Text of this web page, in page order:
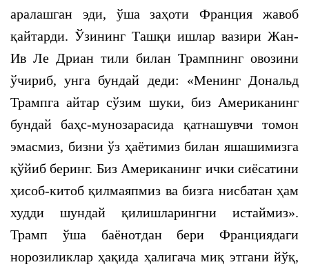
аралашган эди, ўша заҳоти Франция жавоб
қайтарди. Ўзининг Ташқи ишлар вазири Жан-
Ив Ле Дриан тили билан Трампнинг овозини
ўчириб, унга бундай деди: «Менинг Дональд
Трампга айтар сўзим шуки, биз Американинг
бундай баҳс-мунозарасида қатнашувчи томон
эмасмиз, бизни ўз ҳаётимиз билан яшашимизга
қўйиб беринг. Биз Американинг ички сиёсатини
ҳисоб-китоб қилмаяпмиз ва бизга нисбатан ҳам
худди шундай қилишларингни истаймиз».
Трамп ўша баёнотдан бери Франциядаги
норозиликлар ҳақида ҳалигача миқ этгани йўқ,